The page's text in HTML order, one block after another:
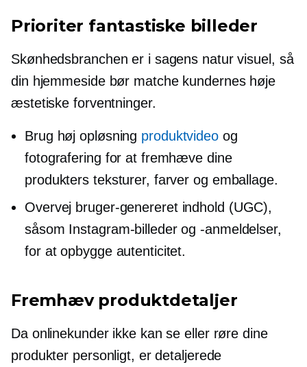
Prioriter fantastiske billeder
Skønhedsbranchen er i sagens natur visuel, så
din hjemmeside bør matche kundernes høje
æstetiske forventninger.
Brug høj opløsning produktvideoog
fotografering for at fremhæve dine
produkters teksturer, farver og emballage.
Overvej bruger-genereretindhold (UGC),
såsom Instagram-billeder og -anmeldelser,
for at opbygge autenticitet.
Fremhæv produktdetaljer
Da onlinekunder ikke kan se eller røre dine
produkter personligt, er detaljerede